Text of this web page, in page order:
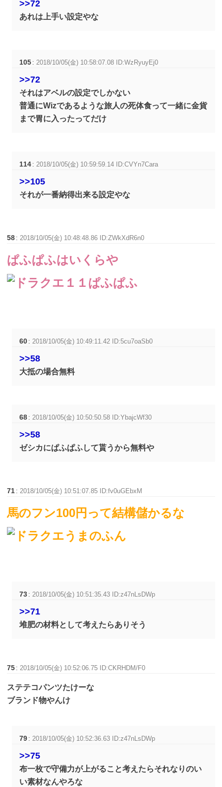
>>72
あれは上手い設定やな
105 : 2018/10/05(金) 10:58:07.08 ID:WzRyuyEj0
>>72
それはアベルの設定でしかない
普通にWizであるような旅人の死体食って一緒に金貨
まで胃に入ったってだけ
114 : 2018/10/05(金) 10:59:59.14 ID:CVYn7Cara
>>105
それが一番納得出来る設定やな
58 : 2018/10/05(金) 10:48:48.86 ID:ZWkXdR6n0
ぱふぱふはいくらや
60 : 2018/10/05(金) 10:49:11.42 ID:5cu7oaSb0
>>58
大抵の場合無料
68 :2018/10/05(金) 10:50:50.58 ID:YbajcWf30
>>58
ゼシカにぱふぱふして貰うから無料や
71 :2018/10/05(金) 10:51:07.85 ID:fv0uGEbxM
馬のフン100円って結構儲かるな
73 :2018/10/05(金) 10:51:35.43 ID:z47nLsDWp
>>71
堆肥の材料として考えたらありそう
75 :2018/10/05(金) 10:52:06.75 ID:CKRHDM/F0
ステテコパンツたけーな
ブランド物やんけ
79 :2018/10/05(金) 10:52:36.63 ID:z47nLsDWp
>>75
布一枚で守備力が上がること考えたらそれなりのい
い素材なんやろな